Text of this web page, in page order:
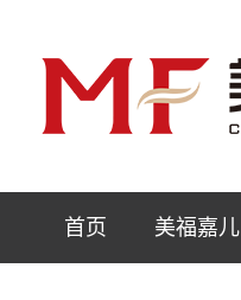
首页 美福嘉儿